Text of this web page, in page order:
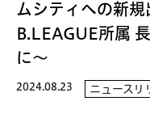
ムシティへの新規
B.LEAGUE所属
に～
2024.08.23 ニュースリ